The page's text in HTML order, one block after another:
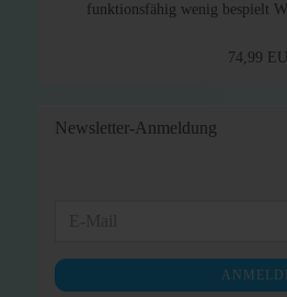
funktionsfähig wenig bespielt
74,99
Newsletter-Anmeldung
NEWSLETTER-
ANMELDUNG